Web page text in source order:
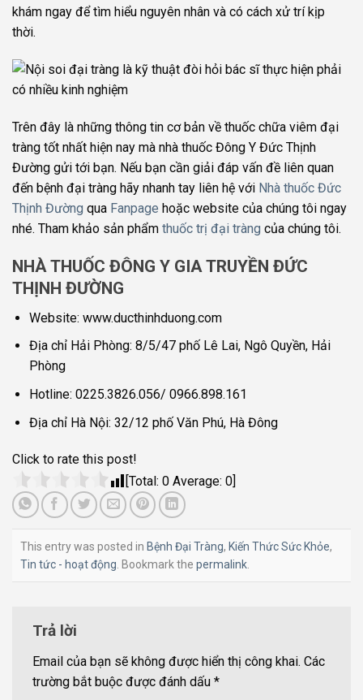
khám ngay để tìm hiểu nguyên nhân và có cách xử trí kịp
thời.
Trên đây là những thông tin cơ bản về thuốc chữa viêm đại
tràng tốt nhất hiện nay mà nhà thuốc Đông Y Đức Thịnh
Đường gửi tới bạn. Nếu bạn cần giải đáp vấn đề liên quan
đến bệnh đại tràng hãy nhanh tay liên hệ với Nhà thuốc Đức
Thịnh Đường qua Fanpage hoặc website của chúng tôi ngay
nhé. Tham khảo sản phẩm thuốc trị đại tràng của chúng tôi.
NHÀ THUỐC ĐÔNG Y GIA TRUYỀN ĐỨC
THỊNH ĐƯỜNG
Website: www.ducthinhduong.com
Địa chỉ Hải Phòng: 8/5/47 phố Lê Lai, Ngô Quyền, Hải
Phòng
Hotline: 0225.3826.056/ 0966.898.161
Địa chỉ Hà Nội: 32/12 phố Văn Phú, Hà Đông
Click to rate this post!
[Total: 0 Average: 0
This entry was posted in Bệnh Đại Tràng, Kiến Thức Sức Khỏe,
Tin tức - hoạt động. Bookmark the permalink.
Trả lời
Email của bạn sẽ không được hiển thị công khai. Các
trường bắt buộc được đánh dấu *